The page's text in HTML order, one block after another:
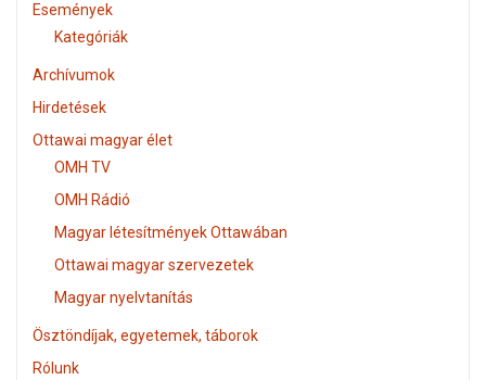
Események
Kategóriák
Archívumok
Hirdetések
Ottawai magyar élet
OMH TV
OMH Rádió
Magyar létesítmények Ottawában
Ottawai magyar szervezetek
Magyar nyelvtanítás
Ösztöndíjak, egyetemek, táborok
Rólunk